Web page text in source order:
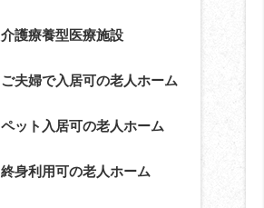
介護療養型医療施設
ご夫婦で入居可の老人ホーム
ペット入居可の老人ホーム
終身利用可の老人ホーム